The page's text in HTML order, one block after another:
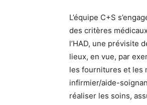
L’équipe C+S
des critères
l’HAD, une prévisite
lieux, en vue, par
les fournitures et les
infirmier/aide-
réaliser les soins,